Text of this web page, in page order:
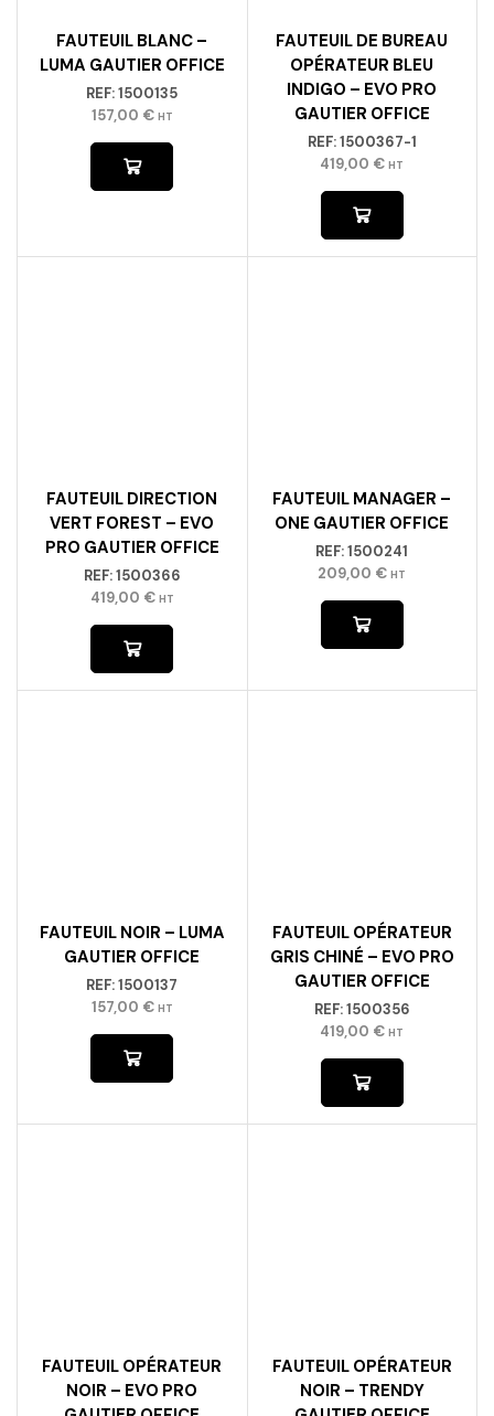
FAUTEUIL BLANC –
LUMA GAUTIER OFFICE
REF:1500135
157,00 € HT
FAUTEUIL DE BUREAU
OPÉRATEUR BLEU
INDIGO – EVO PRO
GAUTIER OFFICE
REF:1500367-1
419,00 € HT
FAUTEUIL DIRECTION
VERT FOREST – EVO
PRO GAUTIER OFFICE
REF:1500366
419,00 € HT
FAUTEUIL MANAGER –
ONE GAUTIER OFFICE
REF:1500241
209,00 € HT
FAUTEUIL NOIR – LUMA
GAUTIER OFFICE
REF:1500137
157,00 € HT
FAUTEUIL OPÉRATEUR
GRIS CHINÉ – EVO PRO
GAUTIER OFFICE
REF:1500356
419,00 € HT
FAUTEUIL OPÉRATEUR
NOIR – EVO PRO
FAUTEUIL OPÉRATEUR
NOIR – TRENDY